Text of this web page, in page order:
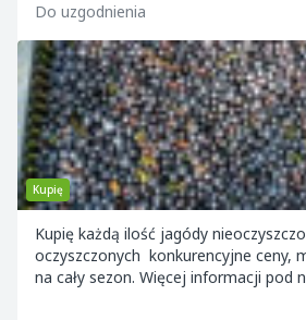
Do uzgodnienia
Kupię
Kupię każdą ilość jagódy
oczyszczonych konkurencyjne ceny,
na cały sezon. Więcej informacji pod